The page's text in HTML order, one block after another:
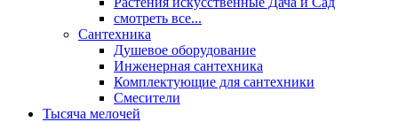
смотреть все...
Сантехника
Душевое оборудование
Инженерная сантехника
Комплектующие для сантехники
Смесители
Тысяча мелочей